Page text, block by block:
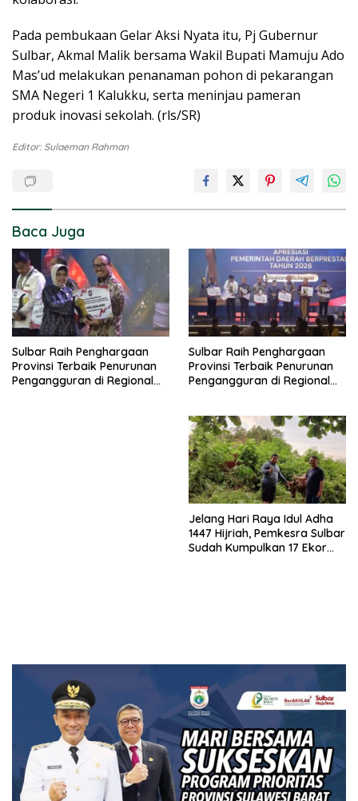
Pada pembukaan Gelar Aksi Nyata itu, Pj Gubernur
Sulbar, Akmal Malik bersama Wakil Bupati Mamuju Ado
Mas’ud melakukan penanaman pohon di pekarangan
SMA Negeri 1 Kalukku, serta meninjau pameran
produk inovasi sekolah. (rls/SR)
Editor: Sulaeman Rahman
Baca Juga
Sulbar Raih Penghargaan
Provinsi Terbaik Penurunan
Pengangguran di Regional
Sulbar Raih Penghargaan
Provinsi Terbaik Penurunan
Pengangguran di Regional
Jelang Hari Raya Idul Adha
1447 Hijriah, Pemkesra Sulbar
Sudah Kumpulkan 17 Ekor